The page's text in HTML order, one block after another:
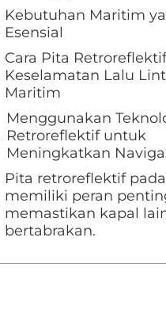
Kebutuhan Maritim
Esensial
Cara Pita
Keselamatan Lalu
Maritim
Menggunakan
Retroreflektif untuk
Meningkatkan
Pita retroreflektif
memiliki peran
memastikan kapal
bertabrakan.